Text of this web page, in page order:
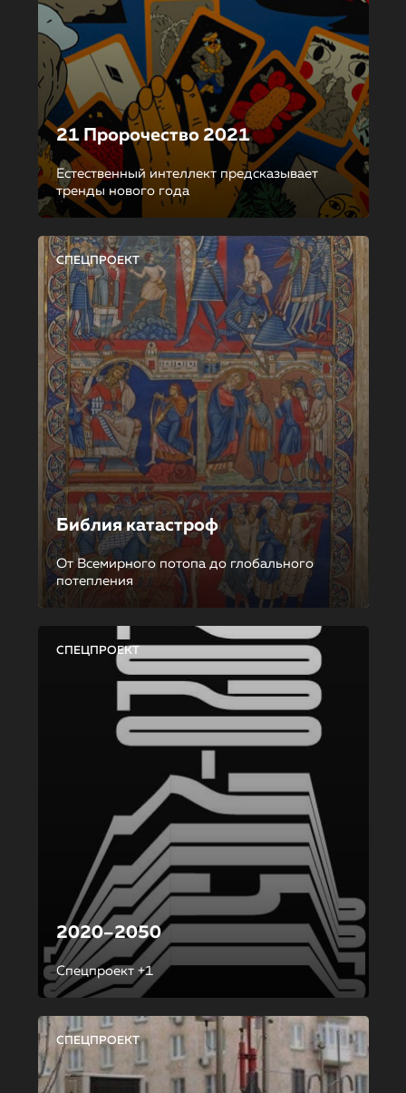
21 Пророчество 2021
Естественный интеллект предсказывает
тренды нового года
СПЕЦПРОЕКТ
Библия катастроф
От Всемирного потопа до глобального
потепления
СПЕЦПРОЕКТ
2020–2050
Спецпроект +1
СПЕЦПРОЕКТ